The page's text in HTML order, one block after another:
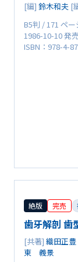
[編] 鈴木和夫 [
B5判 / 171 ペー
1986-10-10 発
ISBN：978-4-
絶版 完売
歯牙解剖 歯
[共著] 織田正豊
東 義景